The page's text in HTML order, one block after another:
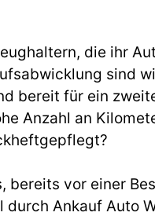
die ihr
sind
bereit für ein
Anzahl an
bereits vor einer
Ankauf Auto